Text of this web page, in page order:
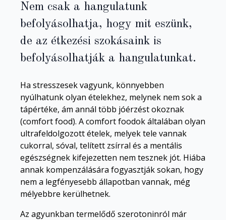
Nem csak a hangulatunk
befolyásolhatja, hogy mit eszünk,
de az étkezési szokásaink is
befolyásolhatják a hangulatunkat.
Ha stresszesek vagyunk, könnyebben
nyúlhatunk olyan ételekhez, melynek nem sok a
tápértéke, ám annál több jóérzést okoznak
(comfort food). A comfort foodok általában olyan
ultrafeldolgozott ételek, melyek tele vannak
cukorral, sóval, telített zsírral és a mentális
egészségnek kifejezetten nem tesznek jót. Hiába
annak kompenzálására fogyasztják sokan, hogy
nem a legfényesebb állapotban vannak, még
mélyebbre kerülhetnek.
Az agyunkban termelődő szerotoninról már